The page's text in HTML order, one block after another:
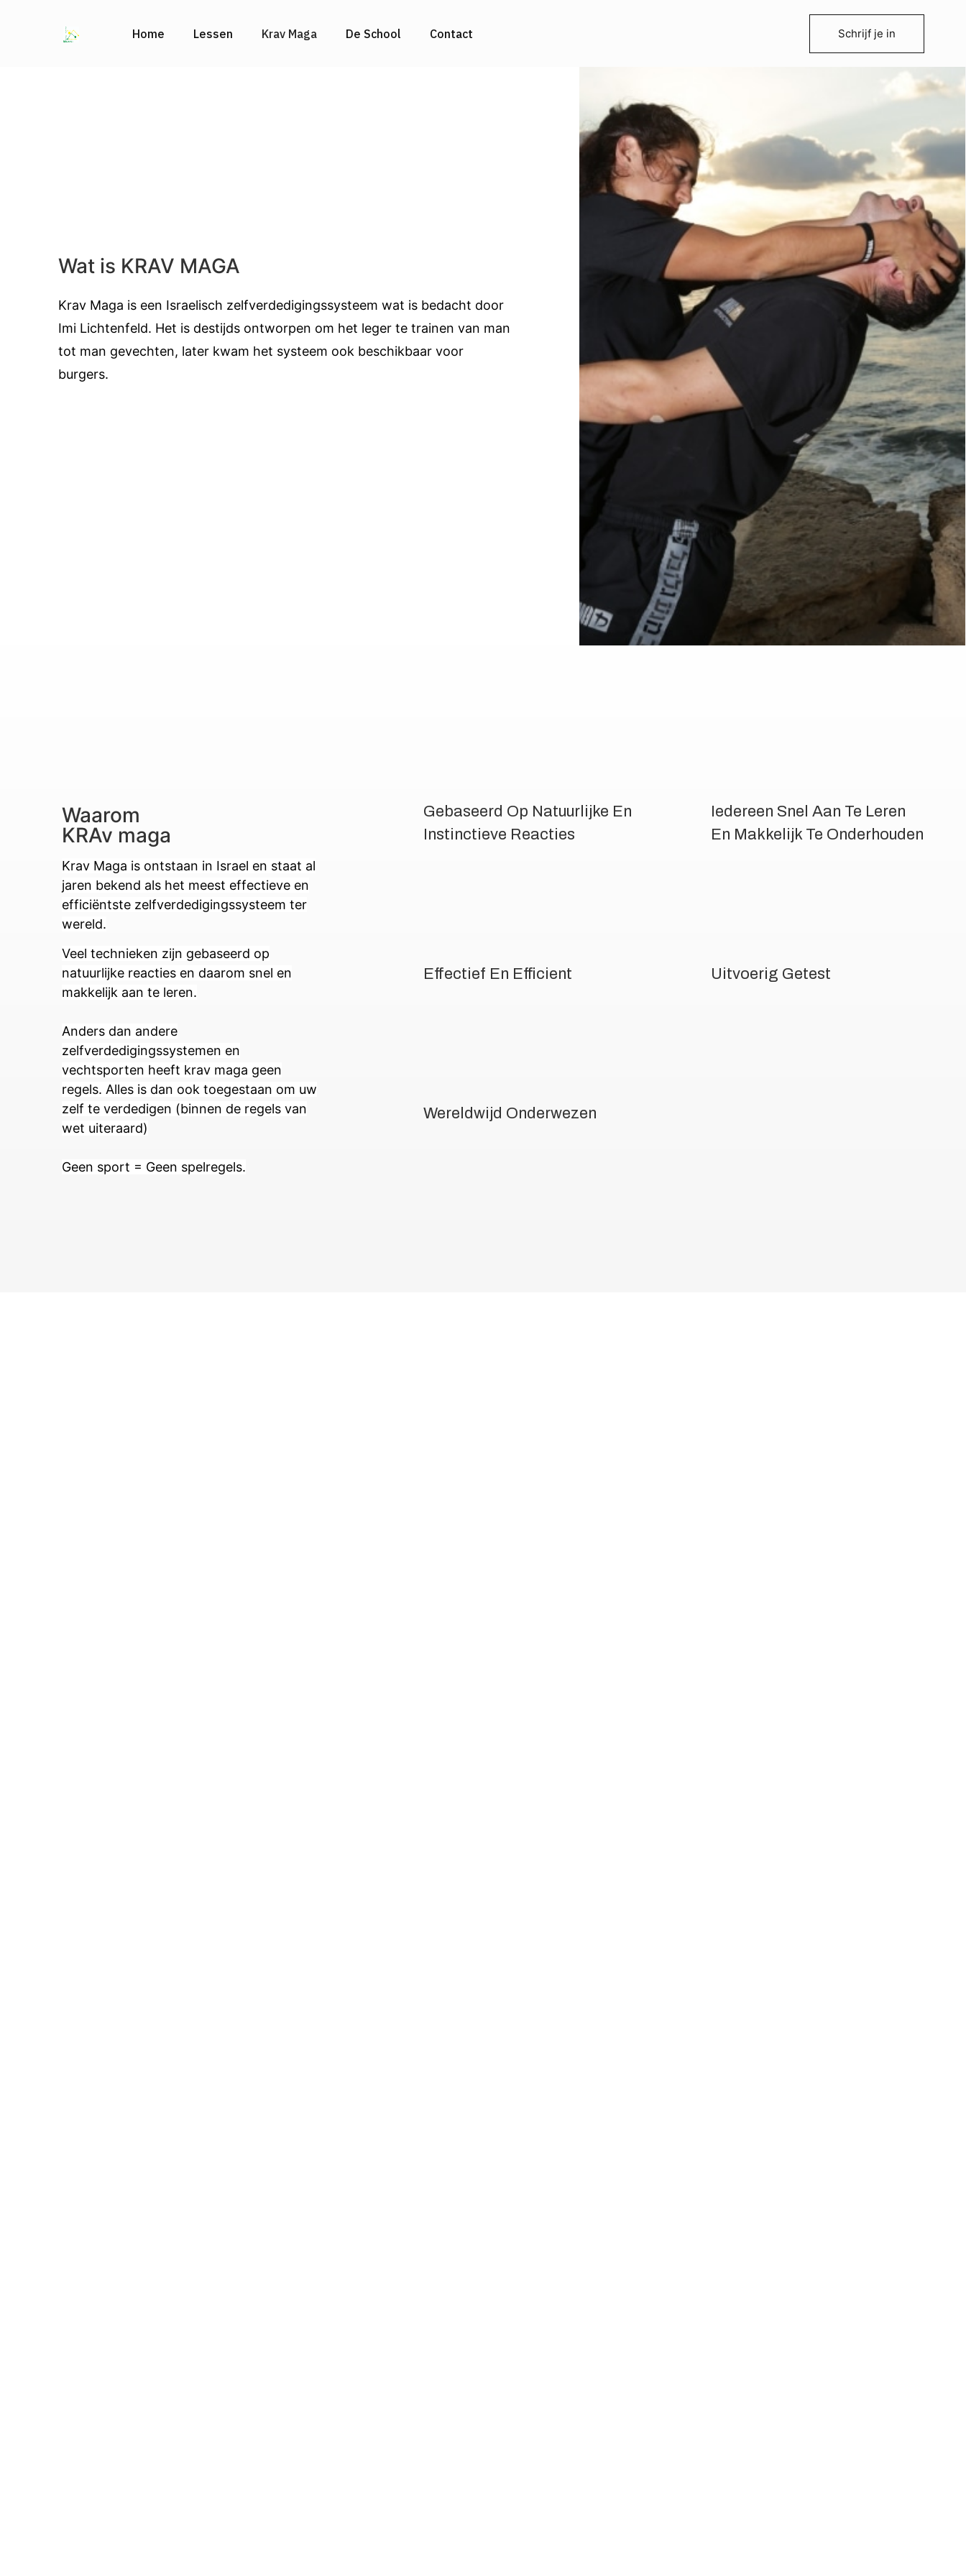
Home Lessen Krav Maga De School Contact Schrijf je in
Wat is KRAV MAGA
Krav Maga is een Israelisch zelfverdedigingssysteem wat is bedacht door
Imi Lichtenfeld. Het is destijds ontworpen om het leger te trainen van man
tot man gevechten, later kwam het systeem ook beschikbaar voor
burgers.
Waarom
KRAv maga
Krav Maga is ontstaan in Israel en staat al
jaren bekend als het meest effectieve en
efficiëntste zelfverdedigingssysteem ter
wereld.
Veel technieken zijn gebaseerd op
natuurlijke reacties en daarom snel en
makkelijk aan te leren.
Anders dan andere
zelfverdedigingssystemen en
vechtsporten heeft krav maga geen
regels. Alles is dan ook toegestaan om uw
zelf te verdedigen (binnen de regels van
wet uiteraard)
Geen sport = Geen spelregels.
Gebaseerd Op Natuurlijke En
Instinctieve Reacties
Iedereen Snel Aan Te Leren
En Makkelijk Te Onderhouden
Effectief En Efficient Uitvoerig Getest
Wereldwijd Onderwezen